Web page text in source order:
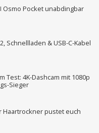
Osmo Pocket unabdingbar
Schnellladen & USB-C-Kabel
Test: 4K-Dashcam mit 1080p
Sieger
Haartrockner pustet euch